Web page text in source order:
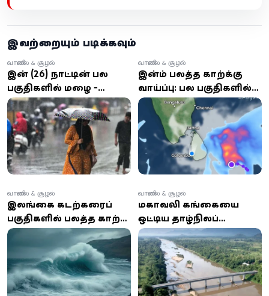
இவற்றையும் படிக்கவும்
இன்று (26) நாட்டின் பல
பகுதிகளில் மழை -
வளிமண்டலவியல்
திணைக்களம்
வானிலை & சூழல்
இன்றும் பலத்த காற்றுக்கு
வாய்ப்பு: பல பகுதிகளில்
இடைக்கிடை மழை என
எச்சரிக்கை
வானிலை & சூழல்
இலங்கை கடற்கரைப்
பகுதிகளில் பலத்த காற்று
மற்றும் கடல் சீற்றம்: சிவப்பு
எச்சரிக்கை!
வானிலை & சூழல்
மகாவலி கங்கையை
ஒட்டிய தாழ்நிலப்
பகுதிகளுக்கு வெள்ள
அபாய எச்சரிக்கை –
அடுத்த 24 மணிநேரம்
பொதுமக்களே
அவதானம்!
வானிலை & சூழல்